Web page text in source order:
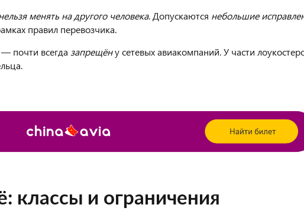
менять на другого человека. Допускаются небольшие
правил перевозчика.
— почти всегда запрещёну сетевых авиакомпаний. У части
классы и ограничения